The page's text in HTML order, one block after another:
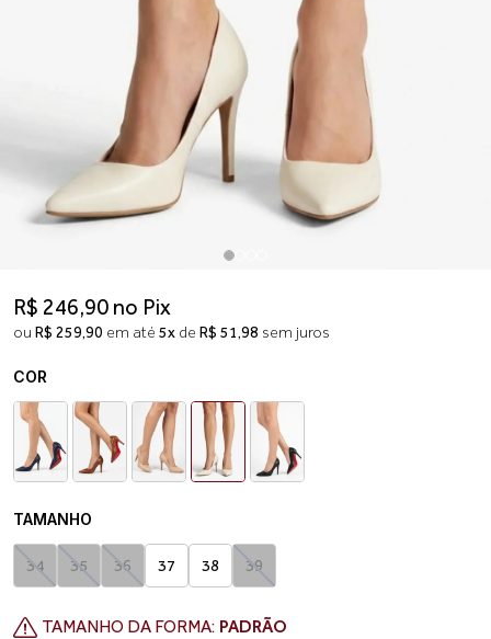
R$ 246,90 no Pix
ou R$ 259,90 em até 5x de R$ 51,98 sem juros
COR
TAMANHO
34 35 36 37 38 39
TAMANHO DA FORMA: PADRÃO